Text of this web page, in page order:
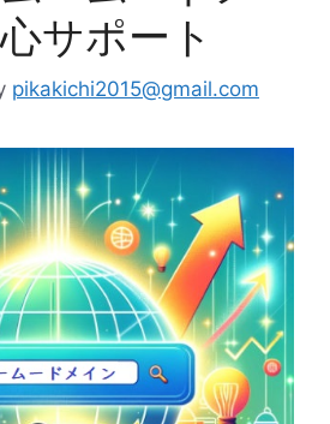
サポート
pikakichi2015@gmail.com